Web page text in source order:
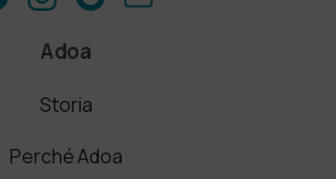
Adoa
Storia
Perché Adoa